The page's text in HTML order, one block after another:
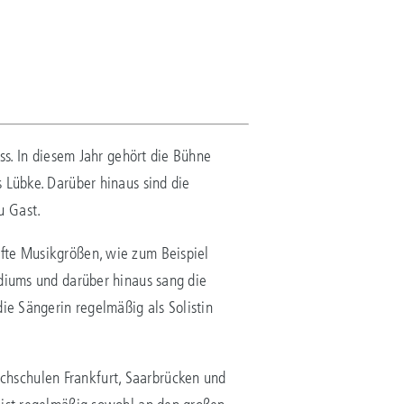
In diesem Jahr gehört die Bühne
Darüber hinaus sind die
Gast.
Musikgrößen, wie zum Beispiel
und darüber hinaus sang die
Sängerin regelmäßig als Solistin
Frankfurt, Saarbrücken und